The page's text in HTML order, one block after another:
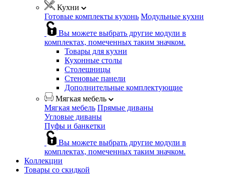
Кухни
Готовые комплекты кухонь Модульные кухни
Вы можете выбрать другие модули в
комплектах, помеченных таким значком.
Товары для кухни
Кухонные столы
Столешницы
Стеновые панели
Дополнительные комплектующие
Мягкая мебель
Мягкая мебель Прямые диваны
Угловые диваны
Пуфы и банкетки
Вы можете выбрать другие модули в
комплектах, помеченных таким значком.
Коллекции
Товары со скидкой